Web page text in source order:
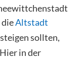
dieAltstadt
sollten,
in der